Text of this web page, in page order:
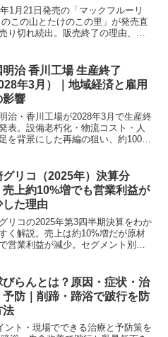
方法
1月21日発売の「マックフルーリ
この山とたけのこの里」が発売直
り切れ続出。販売終了の理由、在
明治 香川工場 生産終了
年3月）｜地域経済と雇用
影響
治・香川工場が2028年3月で生産終
表。設備老朽化・物流コスト・人
を背景にした再編の狙い、約100名
や地元反応も取り上げ、今後のシ
と対策を提示します。
グリコ（2025年）決算分
売上約10%増でも営業利益が
した理由
リコの2025年第3四半期決算をわか
く解説。売上は約10%増だが原材
営業利益が減少。セグメント別の
びらんとは？原因・症状・治
予防｜削蹄・蹄浴で跛行を防
法
ト・現場でできる治療と予防策を